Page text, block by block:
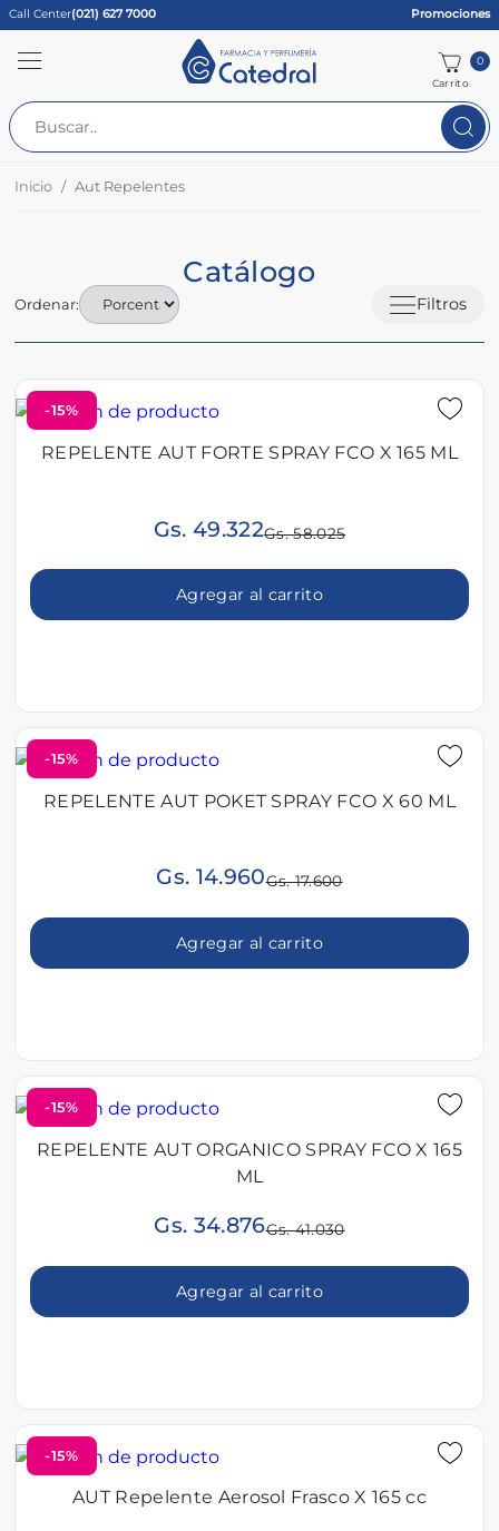
Call Center(021) 627 7000 Promociones
Carrito
0
Inicio Aut Repelentes
Catálogo
Filtros
Ordenar:
-15%
REPELENTE AUT FORTE SPRAY FCO X 165 ML
Gs. 49.322Gs. 58.025
Agregar al carrito
-15%
REPELENTE AUT POKET SPRAY FCO X 60 ML
Gs. 14.960Gs. 17.600
Agregar al carrito
-15%
REPELENTE AUT ORGANICO SPRAY FCO X 165
ML
Gs. 34.876Gs. 41.030
Agregar al carrito
-15%
AUT Repelente Aerosol Frasco X 165 cc